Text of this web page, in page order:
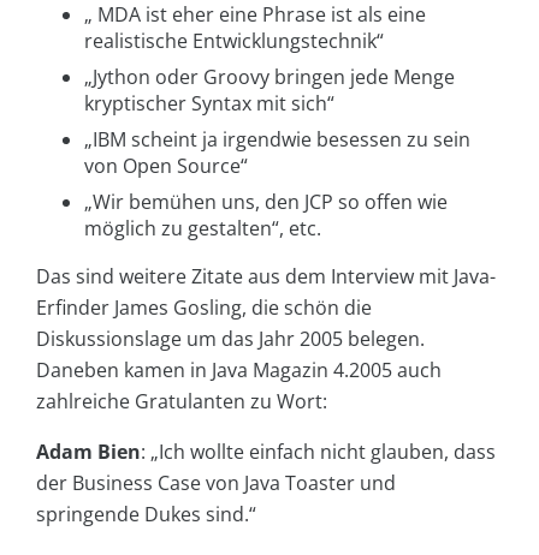
„ MDA ist eher eine Phrase ist als eine
realistische Entwicklungstechnik“
„Jython oder Groovy bringen jede Menge
kryptischer Syntax mit sich“
„IBM scheint ja irgendwie besessen zu sein
von Open Source“
„Wir bemühen uns, den JCP so offen wie
möglich zu gestalten“, etc.
Das sind weitere Zitate aus dem Interview mit Java-
Erfinder James Gosling, die schön die
Diskussionslage um das Jahr 2005 belegen.
Daneben kamen in Java Magazin 4.2005 auch
zahlreiche Gratulanten zu Wort:
Adam Bien: „Ich wollte einfach nicht glauben, dass
der Business Case von Java Toaster und
springende Dukes sind.“